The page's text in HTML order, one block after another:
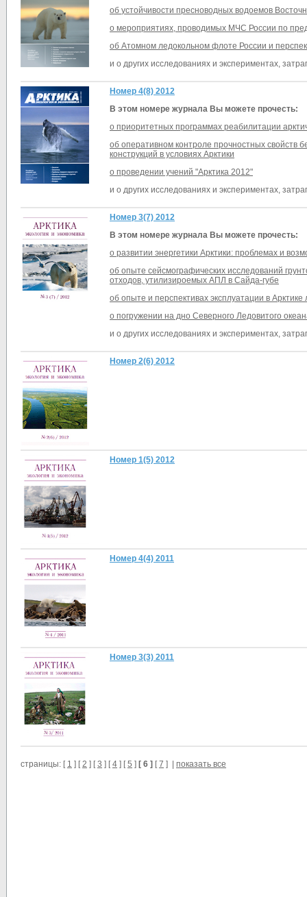
об устойчивости пресноводных водоемов
о мероприятиях, проводимых МЧС России по
об Атомном ледокольном флоте России и
и о других исследованиях и экспериментах,
Номер 4(8) 2012
В этом номере журнала Вы можете прочесть:
о приоритетных программах реабилитации
об оперативном контроле прочностных
конструкций в условиях Арктики
о проведении учений "Арктика 2012"
и о других исследованиях и экспериментах,
Номер 3(7) 2012
В этом номере журнала Вы можете прочесть:
о развитии энергетики Арктики: проблемах и
об опыте сейсмографических исследований
отходов, утилизироемых АПЛ в Сайда-губе
об опыте и перспективах эксплуатации в
о погружении на дно Северного Ледовитого
и о других исследованиях и экспериментах,
Номер 2(6) 2012
Номер 1(5) 2012
Номер 4(4) 2011
Номер 3(3) 2011
страницы: [ 1 ] [2 ] [3 ] [4 ] [5 ] [ 6 ] [7 ] | показать все